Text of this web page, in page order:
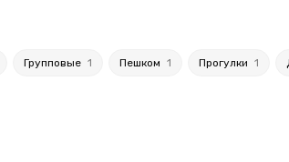
Групповые 1 Пешком 1 Прогулки 1